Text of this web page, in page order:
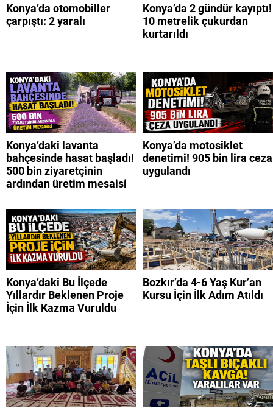
Konya’da otomobiller
çarpıştı: 2 yaralı
Konya’da 2 gündür kayıptı!
10 metrelik çukurdan
kurtarıldı
Konya’daki lavanta
bahçesinde hasat başladı!
500 bin ziyaretçinin
ardından üretim mesaisi
Konya’da motosiklet
denetimi! 905 bin lira ceza
uygulandı
Konya’daki Bu İlçede
Yıllardır Beklenen Proje
İçin İlk Kazma Vuruldu
Bozkır’da 4-6 Yaş Kur’an
Kursu İçin İlk Adım Atıldı